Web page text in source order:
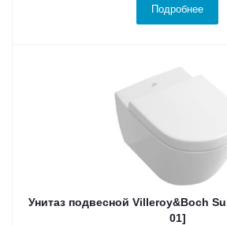
Подробнее
Унитаз подвесной Villeroy&Boch
01]